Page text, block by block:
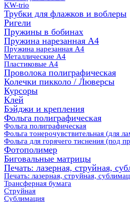
KW-trio
Трубки для флажков и воблеры
Ригели
Пружины в бобинах
Пружина нарезанная А4
Пружина нарезанная А4
Металлические А4
Пластиковые А4
Проволока полиграфическая
Колечки пикколо / Люверсы
Курсоры
Клей
Бэйджи и крепления
Фольга полиграфическая
Фольга полиграфическая
Фольга тонерочувствительная (для
Фольга для горячего тиснения (под
Фотополимер
Биговальные матрицы
Печать: лазерная, струйная,
Печать: лазерная, струйная,
Трансферная бумага
Струйная
Сублимация